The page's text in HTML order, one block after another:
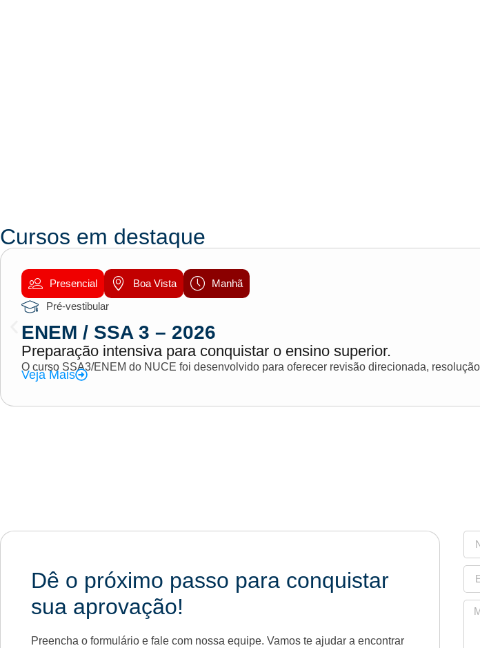
Cursos em destaque
Presencial Boa Vista
Manhã
Pré-vestibular
ENEM / SSA 3 – 2026
Preparação intensiva para conquistar o ensino superior.
O curso SSA3/ENEM do NUCE foi desenvolvido para oferecer revisão direcionada,
Veja Mais
Dê o próximo passo para conquistar
sua aprovação!
Preencha o formulário e fale com nossa equipe. Vamos te ajudar a encontrar